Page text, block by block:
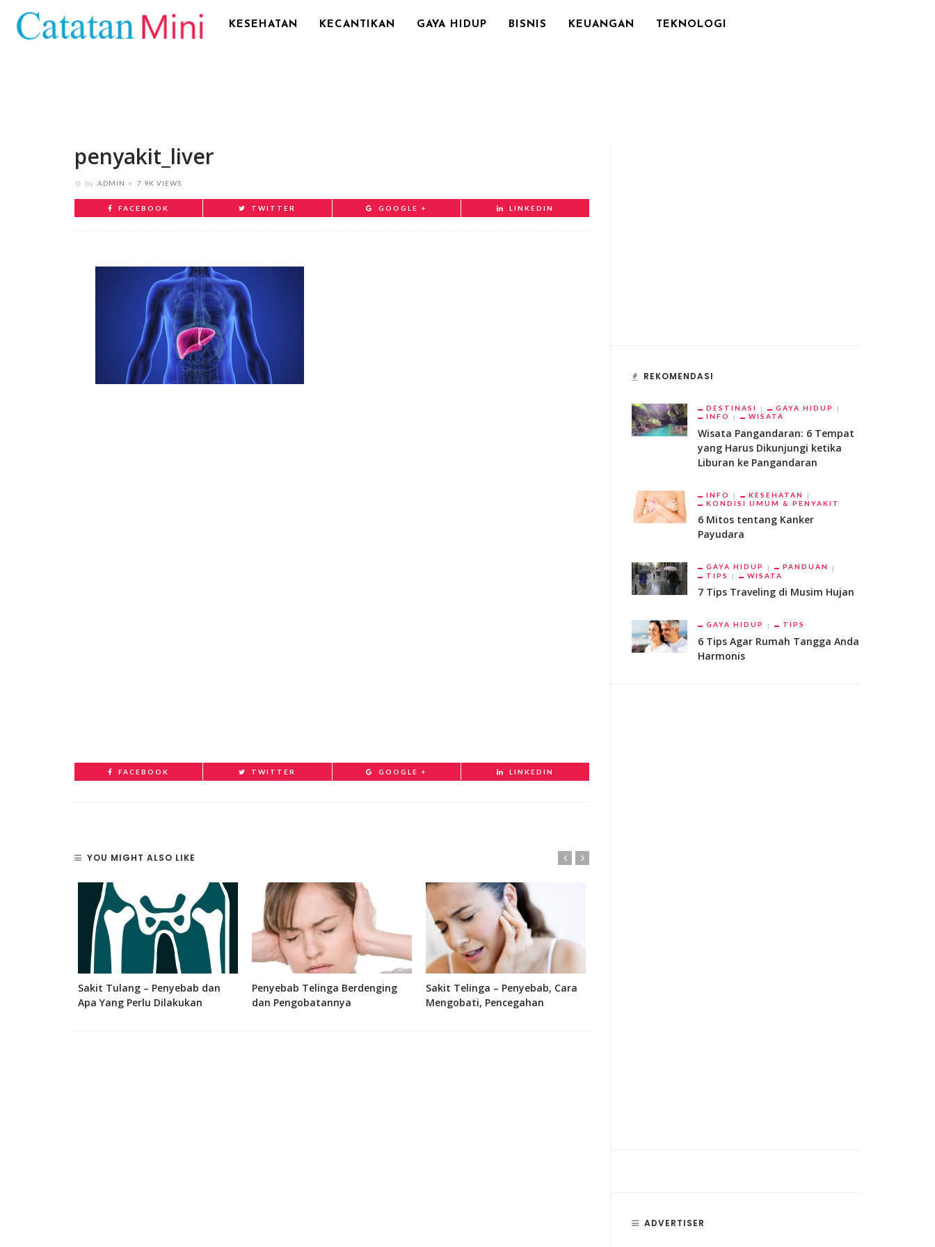
KESEHATAN KECANTIKAN GAYA HIDUP BISNIS KEUANGAN TEKNOLOGI
penyakit_liver
by ADMIN 7.9K VIEWS
FACEBOOK TWITTER GOOGLE + LINKEDIN
FACEBOOK TWITTER GOOGLE + LINKEDIN
YOU MIGHT ALSO LIKE
Sakit Tulang – Penyebab dan
Apa Yang Perlu Dilakukan
Penyebab Telinga Berdenging
dan Pengobatannya
Sakit Telinga – Penyebab, Cara
Mengobati, Pencegahan
REKOMENDASI
DESTINASI
GAYA HIDUP
INFO
WISATA
Wisata Pangandaran: 6 Tempat
yang Harus Dikunjungi ketika
Liburan ke Pangandaran
INFO
KESEHATAN
KONDISI UMUM & PENYAKIT
6 Mitos tentang Kanker
Payudara
GAYA HIDUP
PANDUAN
TIPS
WISATA
7 Tips Traveling di Musim Hujan
GAYA HIDUP TIPS
6 Tips Agar Rumah Tangga Anda
Harmonis
ADVERTISER